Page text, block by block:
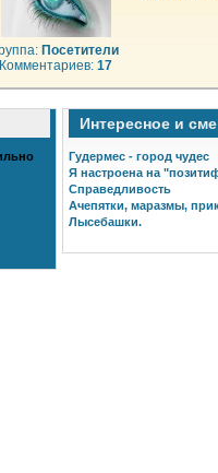
Посетители
Комментариев: 17
Интересное и
Гудермес - город чудес
Я настроена на
Справедливость
Ачепятки, маразмы,
Лысебашки.